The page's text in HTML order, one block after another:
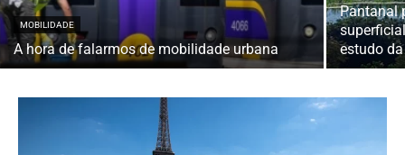
MOBILIDADE
A hora de falarmos de mobilidade urbana
Pantanal
estudo